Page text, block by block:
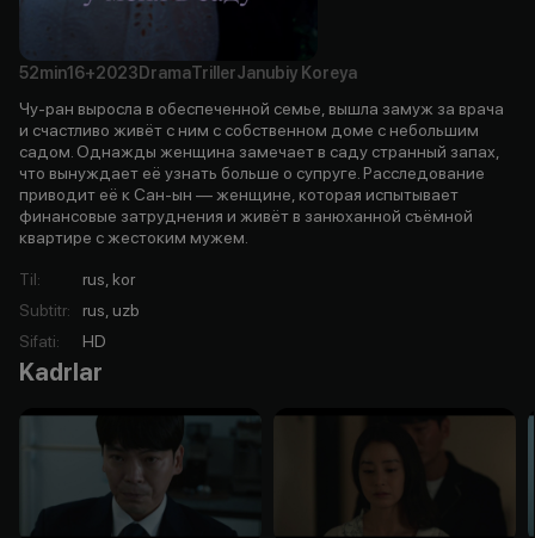
52min16+2023 DramaTrillerJanubiy Koreya
Чу-ран выросла в обеспеченной семье, вышла замуж за врача
и счастливо живёт с ним с собственном доме с небольшим
садом. Однажды женщина замечает в саду странный запах,
что вынуждает её узнать больше о супруге. Расследование
приводит её к Сан-ын — женщине, которая испытывает
финансовые затруднения и живёт в занюханной съёмной
квартире с жестоким мужем.
Til:
rus, kor
Subtitr:
rus, uzb
Sifati: HD
Kadrlar